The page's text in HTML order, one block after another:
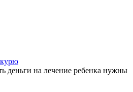
деньги на лечение ребенка нужны